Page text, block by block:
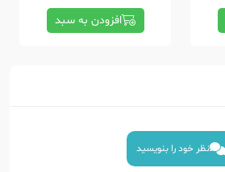
افزودن به سبد
نظر خود را بنویسید